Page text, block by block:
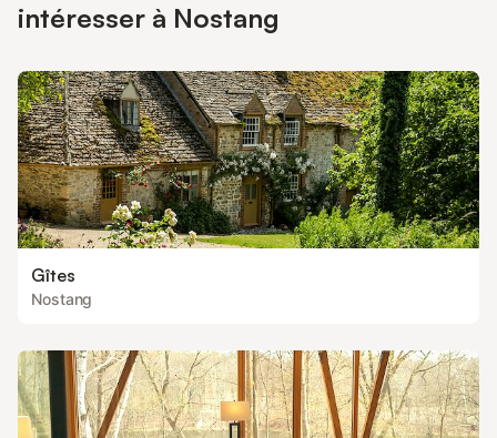
intéresser à Nostang
Gîtes
Nostang